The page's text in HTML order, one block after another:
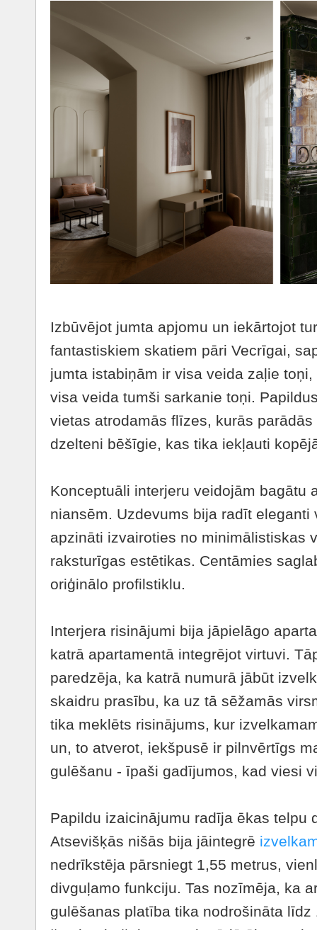
Izbūvējot jumta apjomu un iekārtojot
fantastiskiem skatiem pāri Vecrīgai,
jumta istabiņām ir visa veida zaļie
visa veida tumši sarkanie toņi.
vietas atrodamās flīzes, kurās
dzelteni bēšīgie, kas tika iekļauti
Konceptuāli interjeru veidojām bagātu
niansēm. Uzdevums bija radīt
apzināti izvairoties no minimālistiskas
raksturīgas estētikas. Centāmies
oriģinālo profilstiklu.
Interjera risinājumi bija jāpielāgo
katrā apartamentā integrējot virtuvi.
paredzēja, ka katrā numurā jābūt
skaidru prasību, ka uz tā sēžamās
tika meklēts risinājums, kur
un, to atverot, iekšpusē ir pilnvērtīgs
gulēšanu - īpaši gadījumos, kad viesi
Papildu izaicinājumu radīja ēkas telpu
Atsevišķās nišās bija jāintegrē
nedrīkstēja pārsniegt 1,55 metrus,
divguļamo funkciju. Tas nozīmēja, ka
gulēšanas platība tika nodrošināta līdz